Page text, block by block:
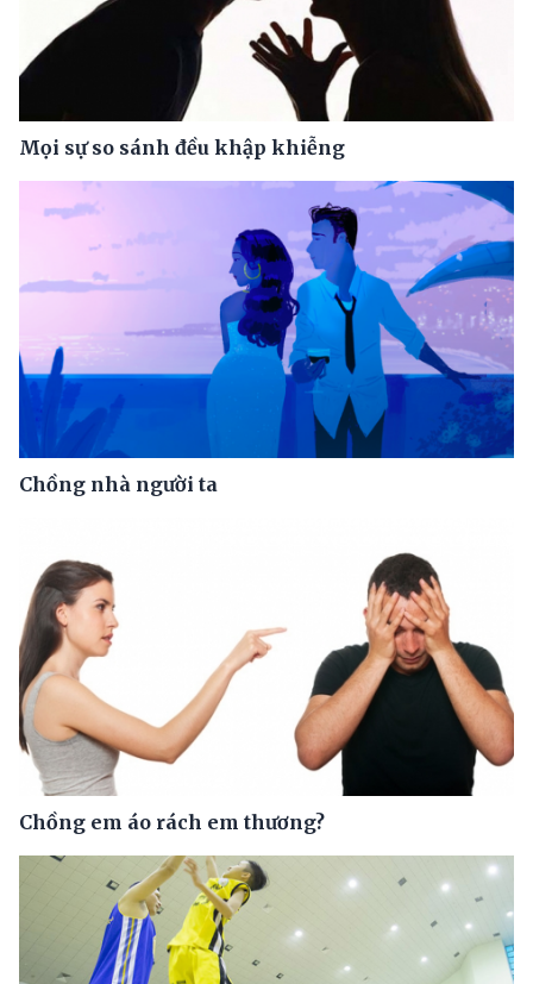
Mọi sự so sánh đều khập khiễng
Chồng nhà người ta
Chồng em áo rách em thương?